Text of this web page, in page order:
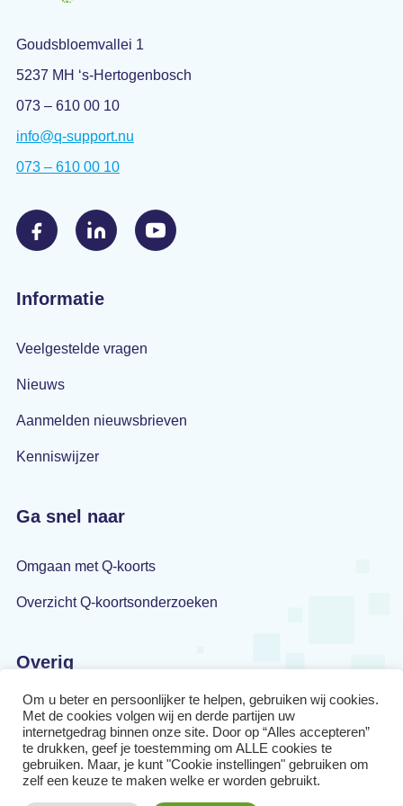
Goudsbloemvallei 1
5237 MH ‘s-Hertogenbosch
073 – 610 00 10
info@q-support.nu
073 – 610 00 10
Informatie
Veelgestelde vragen
Nieuws
Aanmelden nieuwsbrieven
Kenniswijzer
Ga snel naar
Omgaan met Q-koorts
Overzicht Q-koortsonderzoeken
Overig
Privacyverklaring
Disclaimer
Cookiebeleid
Om u beter en persoonlijker te helpen, gebruiken wij cookies.
Met de cookies volgen wij en derde partijen uw
internetgedrag binnen onze site. Door op “Alles accepteren”
te drukken, geef je toestemming om ALLE cookies te
gebruiken. Maar, je kunt "Cookie instellingen" gebruiken om
zelf een keuze te maken welke er worden gebruikt.